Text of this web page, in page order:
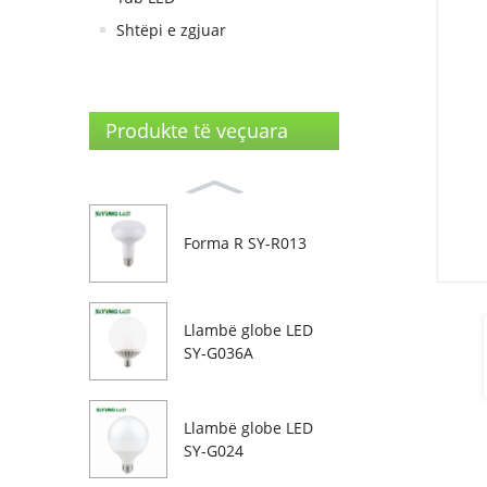
Shtëpi e zgjuar
Produkte të veçuara
Forma R SY-R013
Llambë globe LED
SY-G036A
Llambë globe LED
SY-G024